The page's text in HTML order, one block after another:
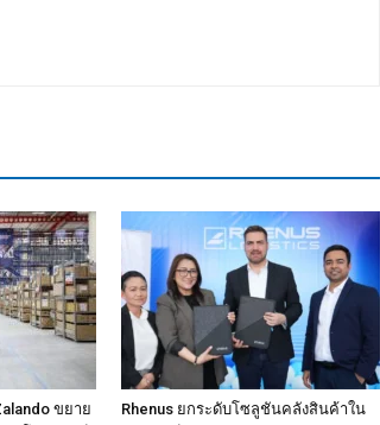
ขยาย
Rhenus ยกระดับโซลูชันคลังสินค้าใน